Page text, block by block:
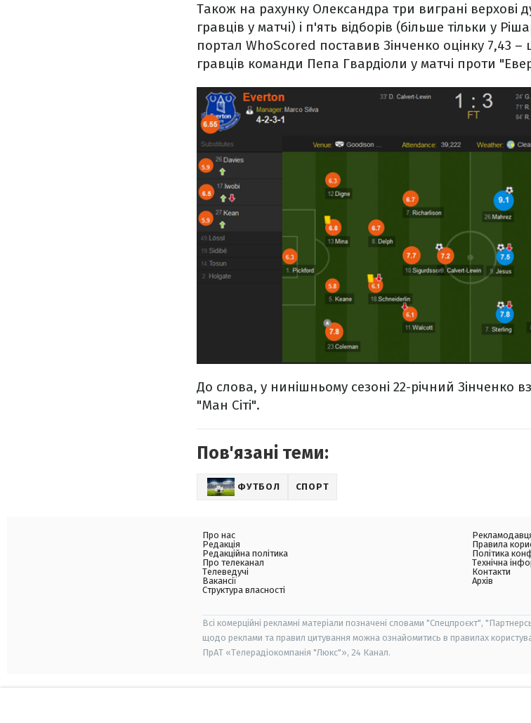
Також на рахунку Олександра три виграні верхові
гравців у матчі) і п'ять відборів (більше тільки у
портал WhoScored поставив Зінченко оцінку 7,43 –
гравців команди Пепа Гвардіоли у матчі проти
До слова, у нинішньому сезоні 22-річний Зінченко
"Ман Сіті".
Пов'язані теми:
ФУТБОЛ СПОРТ
Про нас
Редакція
Редакційна політика
Про телеканал
Телеведучі
Вакансії
Структура власності
Правила
Політика
Технічна
Контакти
Архів
Всі комерційні рекламні матеріали позначені словами "Спецпроєкт",
щодо реклами та правил цитування можна ознайомитись в правилах
ПрАТ «Телерадіокомпанія "Люкс"», 24 Канал.